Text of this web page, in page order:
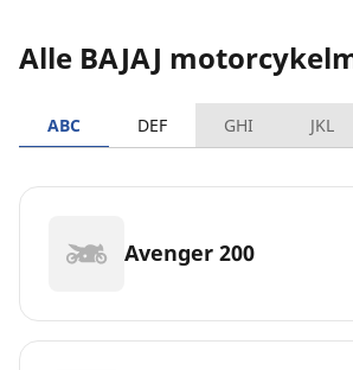
Alle BAJAJ
ABC DEF GHI JKL
Avenger 200